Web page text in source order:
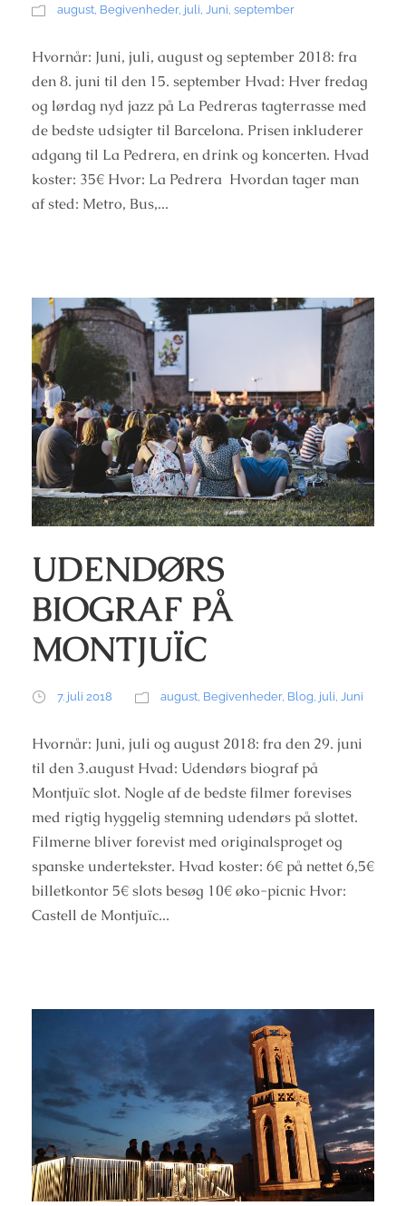
august Begivenheder, juli Juni september
Hvornår: Juni, juli, august og september 2018: fra
den 8. juni til den 15. september Hvad: Hver fredag
og lørdag nyd jazz på La Pedreras tagterrasse med
de bedste udsigter til Barcelona. Prisen inkluderer
adgang til La Pedrera, en drink og koncerten. Hvad
koster: 35€ Hvor: La Pedrera Hvordan tager man
af sted: Metro, Bus,...
UDENDØRS
BIOGRAF PÅ
MONTJUÏC
7. juli 2018 august Begivenheder, Blog juli Juni
Hvornår: Juni, juli og august 2018: fra den 29. juni
til den 3.august Hvad: Udendørs biograf på
Montjuïc slot. Nogle af de bedste filmer forevises
med rigtig hyggelig stemning udendørs på slottet.
Filmerne bliver forevist med originalsproget og
spanske undertekster. Hvad koster: 6€ på nettet 6,5€
billetkontor 5€ slots besøg 10€ øko-picnic Hvor:
Castell de Montjuïc...